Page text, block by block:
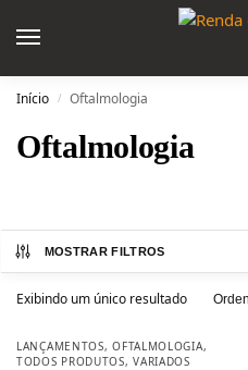
Início / Oftalmologia
Oftalmologia
MOSTRAR FILTROS
Exibindo um único resultado
LANÇAMENTOS,OFTALMOLOGIA,
TODOS PRODUTOS,VARIADOS